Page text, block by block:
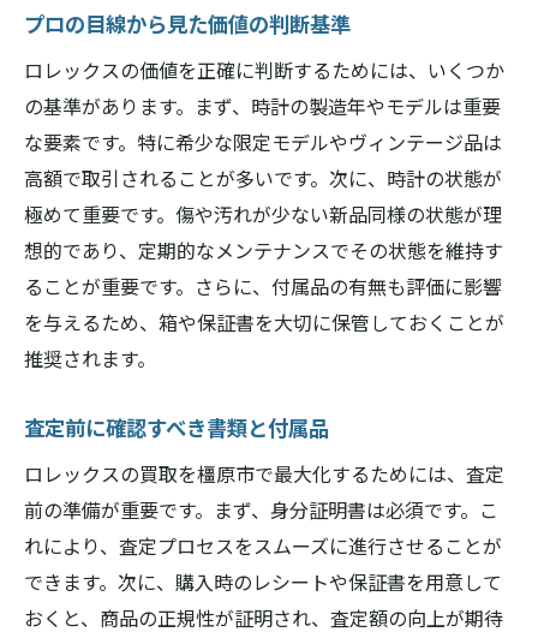
プロの目線から見た価値の判断基準
ロレックスの価値を正確に判断するためには、いくつか
の基準があります。まず、時計の製造年やモデルは重要
な要素です。特に希少な限定モデルやヴィンテージ品は
高額で取引されることが多いです。次に、時計の状態が
極めて重要です。傷や汚れが少ない新品同様の状態が理
想的であり、定期的なメンテナンスでその状態を維持す
ることが重要です。さらに、付属品の有無も評価に影響
を与えるため、箱や保証書を大切に保管しておくことが
推奨されます。
査定前に確認すべき書類と付属品
ロレックスの買取を橿原市で最大化するためには、査定
前の準備が重要です。まず、身分証明書は必須です。こ
れにより、査定プロセスをスムーズに進行させることが
できます。次に、購入時のレシートや保証書を用意して
おくと、商品の正規性が証明され、査定額の向上が期待